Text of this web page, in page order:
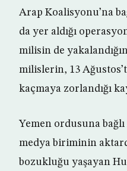
Arap Koalisyonu’na
da yer aldığı
milisin de
milislerin, 13
kaçmaya zorlandığı
Yemen ordusuna
medya biriminin
bozukluğu yaşayan